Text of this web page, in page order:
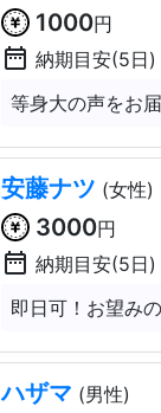
1000円
date_range 納期目安(5日)
等身大の声をお
安藤ナツ (女性)
3000円
date_range 納期目安(5日)
即日可！お望み
ハザマ (男性)